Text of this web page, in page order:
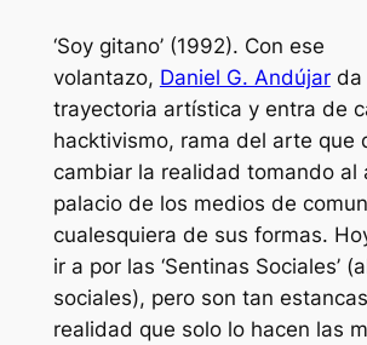
‘Soy gitano’ (1992). Con ese
volantazo, Daniel G. Andújarda
trayectoria artística y entra de
hacktivismo, rama del arte que
cambiar la realidad tomando al
palacio de los medios de
cualesquiera de sus formas.
ir a por las ‘Sentinas Sociales’ (
sociales), pero son tan
realidad que solo lo hacen las